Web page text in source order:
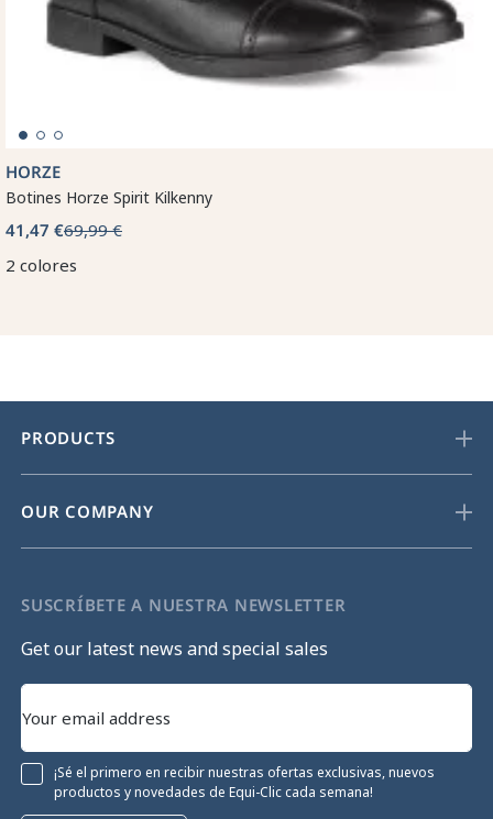
HORZE
Botines Horze Spirit Kilkenny
41,47 €69,99 €
2 colores
PRODUCTS
OUR COMPANY
SUSCRÍBETE A NUESTRA NEWSLETTER
Get our latest news and special sales
¡Sé el primero en recibir nuestras ofertas exclusivas, nuevos
productos y novedades de Equi-Clic cada semana!